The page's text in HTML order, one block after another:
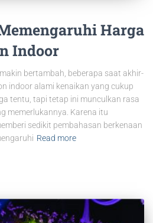
Harga
Indoor
bertambah, beberapa saat akhir-
indoor alami kenaikan yang cukup
tentu, tapi tetap ini munculkan rasa
memerlukannya. Karena itu
sedikit pembahasan berkenaan
Read more